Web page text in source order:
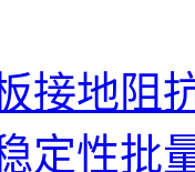
接地阻
定性批